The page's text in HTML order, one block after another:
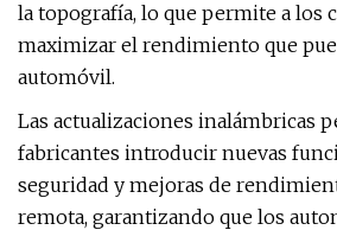
la topografía, lo que permite a los
maximizar el rendimiento que
automóvil.
Las actualizaciones inalámbricas
fabricantes introducir nuevas
seguridad y mejoras de
remota, garantizando que los